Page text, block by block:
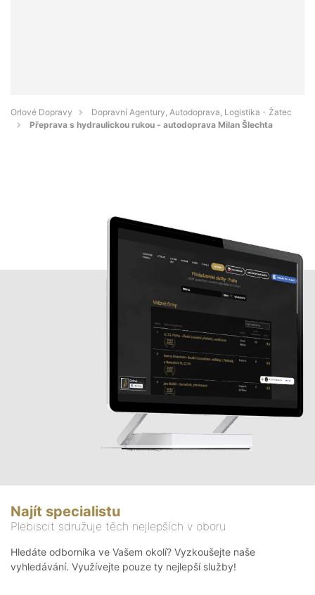
Orlové Dopravy
Dopravní Agentury, Autodoprava, Logistika - Žatec
Přeprava s hydraulickou rukou - autodoprava Milan Šlechta
Najít specialistu
Plebiscit sdružuje těch nejlepších v oboru
Hledáte odborníka ve Vašem okolí? Vyzkoušejte naše
vyhledávání. Využívejte pouze ty nejlepší služby!